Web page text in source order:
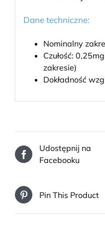
Dane techniczne:
Nominalny
Czułość:
zakresie)
Dokładność
Udostępnij na
Facebooku
Pin This Product